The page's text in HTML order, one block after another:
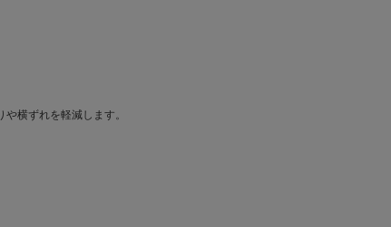
横ずれを軽減します。